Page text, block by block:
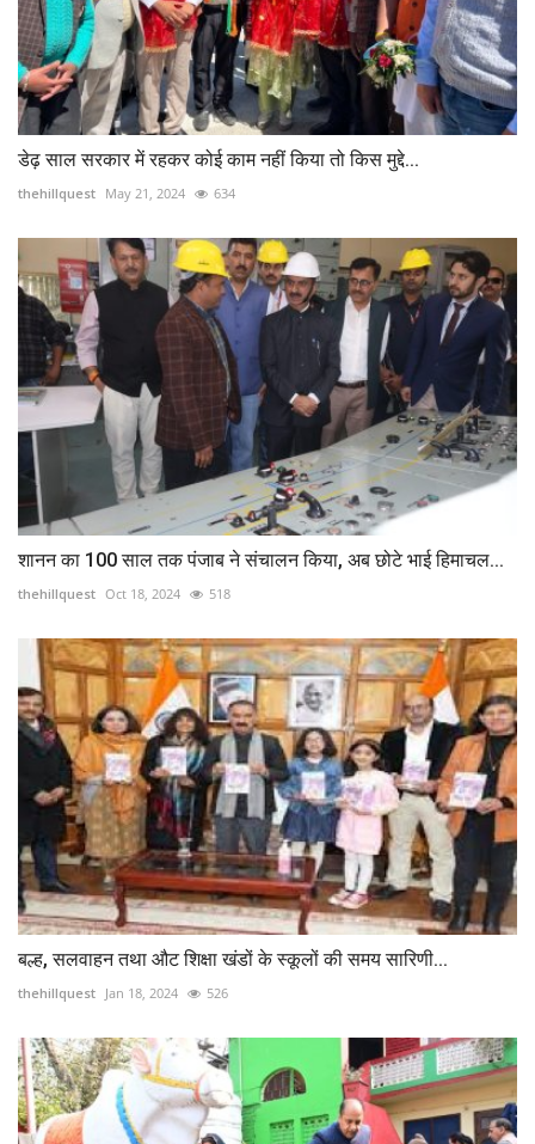
डेढ़ साल सरकार में रहकर कोई काम नहीं किया तो किस मुद्दे...
thehillquest May 21, 2024 634
शानन का 100 साल तक पंजाब ने संचालन किया, अब छोटे भाई हिमाचल...
thehillquest Oct 18, 2024 518
बल्ह, सलवाहन तथा औट शिक्षा खंडों के स्कूलों की समय सारिणी...
thehillquest Jan 18, 2024 526